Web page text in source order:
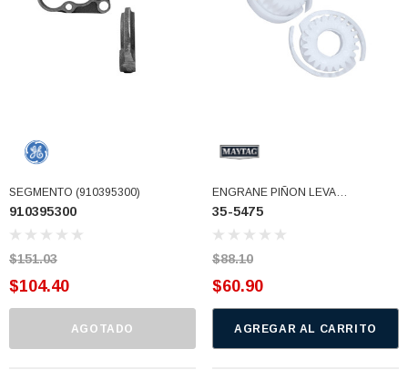
SEGMENTO (910395300)
910395300
$151.03
$104.40
AGOTADO
ENGRANE PIÑON LEVA
TRANSMISION MAYTAG TIPO
PLATO Usar 35-5475RED (35-5475)
35-5475
$88.10
$60.90
AGREGAR AL CARRITO